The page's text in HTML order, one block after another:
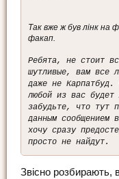
Так вже ж був лінк на
факап.
Ребята, не стоит
шутливые, вам все
даже не Карпатбуд.
любой из вас будет
забудьте, что тут
данным сообщением
хочу сразу
просто не найдут.
Звісно розбирають,